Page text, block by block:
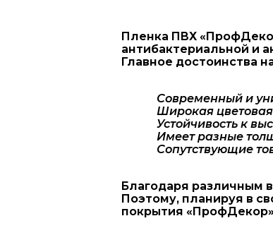
Пленка ПВХ
антибактериальной и
Главное достоинства
Современный и
Широкая
Устойчивость к
Имеет разные
Сопутствующие
Благодаря различным
Поэтому, планируя в
покрытия